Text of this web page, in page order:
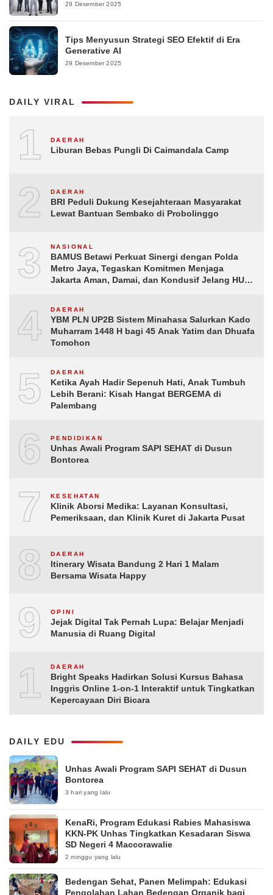
29 Desember 2025
Tips Menyusun Strategi SEO Efektif di Era
Generative AI
29 Desember 2025
DAILY VIRAL
1 DAERAH
Liburan Bebas Pungli Di Caimandala Camp
2 DAERAH
BRI Peduli Dukung Kesejahteraan Masyarakat
Lewat Bantuan Sembako di Probolinggo
3 NASIONAL
BAMUS Betawi Perkuat Sinergi dengan Polda
Metro Jaya, Tegaskan Komitmen Menjaga
Jakarta Aman, Damai, dan Kondusif Jelang HUT
4 DAERAH
YBM PLN UP2B Sistem Minahasa Salurkan Kado
Muharram 1448 H bagi 45 Anak Yatim dan Dhuafa
Tomohon
5 DAERAH
Ketika Ayah Hadir Sepenuh Hati, Anak Tumbuh
Lebih Berani: Kisah Hangat BERGEMA di
Palembang
6 PENDIDIKAN
Unhas Awali Program SAPI SEHAT di Dusun
Bontorea
7 KESEHATAN
Klinik Aborsi Medika: Layanan Konsultasi,
Pemeriksaan, dan Klinik Kuret di Jakarta Pusat
8 DAERAH
Itinerary Wisata Bandung 2 Hari 1 Malam
Bersama Wisata Happy
9 OPINI
Jejak Digital Tak Pernah Lupa: Belajar Menjadi
Manusia di Ruang Digital
10DAERAH
Bright Speaks Hadirkan Solusi Kursus Bahasa
Inggris Online 1-on-1 Interaktif untuk Tingkatkan
Kepercayaan Diri Bicara
DAILY EDU
Unhas Awali Program SAPI SEHAT di Dusun
Bontorea
3 hari yang lalu
KenaRi, Program Edukasi Rabies Mahasiswa
KKN-PK Unhas Tingkatkan Kesadaran Siswa
SD Negeri 4 Maccorawalie
2 minggu yang lalu
Bedengan Sehat, Panen Melimpah: Edukasi
Pengolahan Lahan Bedengan Organik bagi